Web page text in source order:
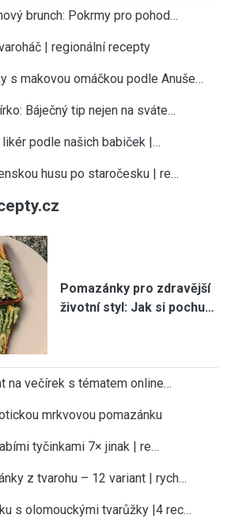
brunch: Pokrmy pro pohod…
| regionální recepty
s makovou omáčkou podle Anuše…
Báječný tip nejen na sváte…
podle našich babiček |…
husu po staročesku | re…
Pomazánky pro zdravější
životní styl: Jak si pochu…
na večírek s tématem online…
mrkvovou pomazánku
tyčinkami 7× jinak | re…
z tvarohu – 12 variant | rych…
s olomouckými tvarůžky |4 rec…